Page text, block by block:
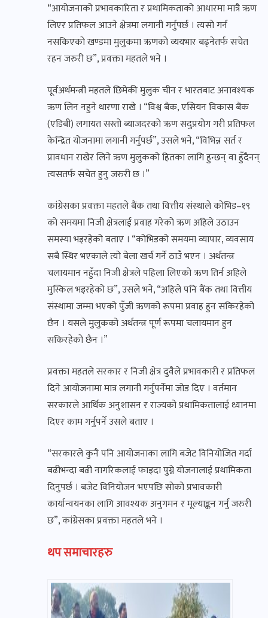
“आयोजनाको प्रभावकारिता र प्रथामिकताको आधारमा मात्रै ऋण
लिएर प्रतिफल आउने क्षेत्रमा लगानी गर्नुपर्छ । त्यसो गर्न
नसकिएको खण्डमा मुलुकमा ऋणको व्ययभार बढ्नेतर्फ सचेत
रहन जरुरी छ”, प्रवक्ता महतले भने ।
पूर्वअर्थमन्त्री महतले छिमेकी मुलुक चीन र भारतबाट अनावश्यक
ऋण लिन नहुने धारणा राखे । “विश्व बैंक, एसियन विकास बैंक
(एडिबी) लगायत सस्तो ब्याजदरको ऋण सदुप्रयोग गरी प्रतिफल
केन्द्रित योजनामा लगानी गर्नुपर्छ”, उसले भने, “विभिन्न सर्त र
प्रावधान राखेर लिने ऋण मुलुकको हितका लागि हुन्छन् वा हुँदैनन्
त्यसतर्फ सचेत हुनु जरुरी छ ।”
कांग्रेसका प्रवक्ता महतले बैंक तथा वित्तीय संस्थाले कोभिड–१९
को समयमा निजी क्षेत्रलाई प्रवाह गरेको ऋण अहिले उठाउन
समस्या भइरहेको बताए । “कोभिडको समयमा व्यापार, व्यवसाय
सबै स्थिर भएकाले त्यो बेला खर्च गर्ने ठाउँ भएन । अर्थतन्त्र
चलायमान नहुँदा निजी क्षेत्रले पहिला लिएको ऋण तिर्न अहिले
मुस्किल भइरहेको छ”, उसले भने, “अहिले पनि बैंक तथा वित्तीय
संस्थामा जम्मा भएको पुँजी ऋणको रूपमा प्रवाह हुन सकिरहेको
छैन । यसले मुलुकको अर्थतन्त्र पूर्ण रूपमा चलायमान हुन
सकिरहेको छैन ।”
प्रवक्ता महतले सरकार र निजी क्षेत्र दुवैले प्रभावकारी र प्रतिफल
दिने आयोजनामा मात्र लगानी गर्नुपर्नेमा जोड दिए । वर्तमान
सरकारले आर्थिक अनुशासन र राज्यको प्रथामिकतालाई ध्यानमा
दिएर काम गर्नुपर्ने उसले बताए ।
“सरकारले कुनै पनि आयोजनाका लागि बजेट विनियोजित गर्दा
बढीभन्दा बढी नागरिकलाई फाइदा पुग्ने योजनालाई प्रथामिकता
दिनुपर्छ । बजेट विनियोजन भएपछि सोको प्रभावकारी
कार्यान्वयनका लागि आवश्यक अनुगमन र मूल्याङ्कन गर्नु जरुरी
छ”, कांग्रेसका प्रवक्ता महतले भने ।
थप समाचारहरु